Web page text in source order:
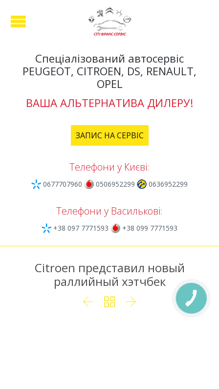
Спеціалізований автосервіс
PEUGEOT, CITROEN, DS, RENAULT,
OPEL
ВАША АЛЬТЕРНАТИВА ДИЛЕРУ!
ЗАПИС НА СЕРВІС
Телефони у Києві:
0677707960 0506952299 0636952299
Телефони у Василькові:
+38 097 7771593 +38 099 7771593
Citroen представил новый
раллийный хэтчбек
  